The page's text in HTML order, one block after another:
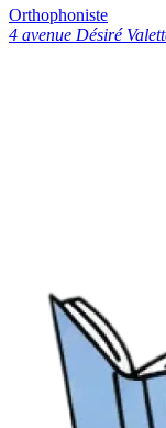
Orthophoniste
4 avenue Désiré